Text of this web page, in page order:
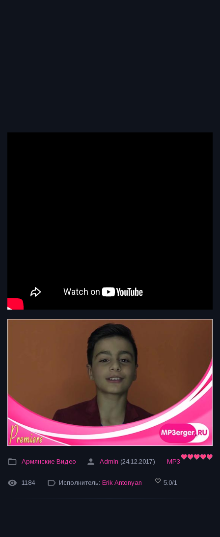
Армянские Видео Admin (24.12.2017) MP3
1184 Исполнитель: Erik Antonyan 5.0/1